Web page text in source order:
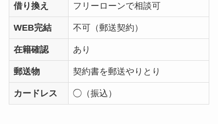
借り換え フリーローンで相談可
WEB完結 不可（郵送契約）
在籍確認 あり
郵送物 契約書を郵送やりとり
カードレス ◯（振込）